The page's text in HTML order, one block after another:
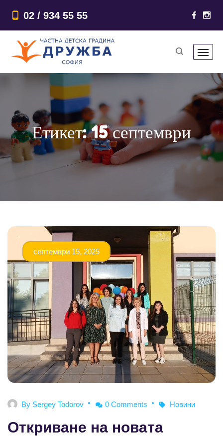
02 / 934 55 55
Етикет:15 септември
септември 15, 2025
By Sergey Todorov 0 Comments Новини
Откриване на новата